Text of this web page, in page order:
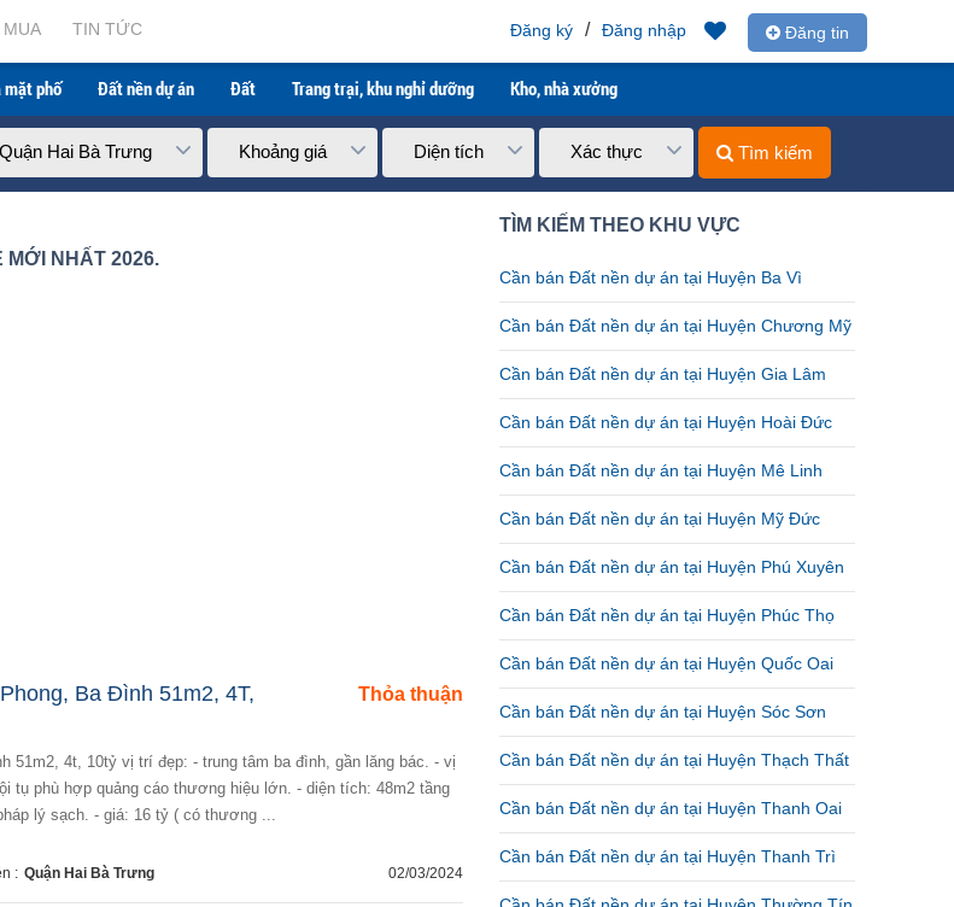
MUA TIN TỨC Đăng tin
Đăng nhập
/
Đăng ký
mặt phố Đất nền dự án Đất Trang trại, khu nghỉ dưỡng Kho, nhà xưởng
Quận Hai Bà Trưng Khoảng giá Diện tích Xác thực Tìm kiếm
NHẤT 2026.
Thỏa thuận
Ba Đình 51m2, 4T,
tụ phù hợp quảng cáo thương hiệu lớn. - diện tích: 48m2 tầng
lý sạch. - giá: 16 tỷ ( có thương ...
: Quận Hai Bà Trưng 02/03/2024
TÌM KIẾM THEO KHU VỰC
Cần bán Đất nền dự án tại Huyện Ba Vì
Cần bán Đất nền dự án tại Huyện Chương Mỹ
Cần bán Đất nền dự án tại Huyện Gia Lâm
Cần bán Đất nền dự án tại Huyện Hoài Đức
Cần bán Đất nền dự án tại Huyện Mê Linh
Cần bán Đất nền dự án tại Huyện Mỹ Đức
Cần bán Đất nền dự án tại Huyện Phú Xuyên
Cần bán Đất nền dự án tại Huyện Phúc Thọ
Cần bán Đất nền dự án tại Huyện Quốc Oai
Cần bán Đất nền dự án tại Huyện Sóc Sơn
Cần bán Đất nền dự án tại Huyện Thạch Thất
Cần bán Đất nền dự án tại Huyện Thanh Oai
Cần bán Đất nền dự án tại Huyện Thanh Trì